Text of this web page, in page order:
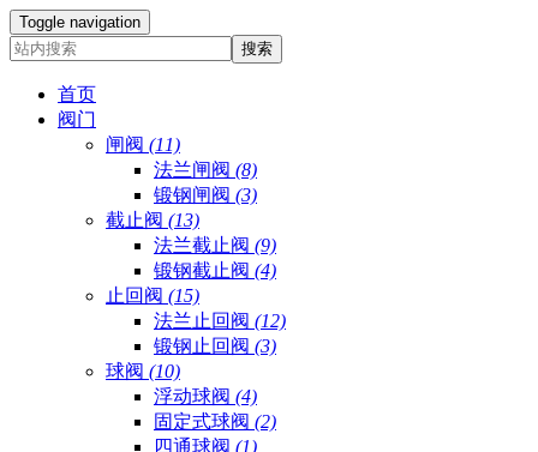
Toggle navigation
首页
阀门
闸阀 (11)
法兰闸阀 (8)
锻钢闸阀 (3)
截止阀 (13)
法兰截止阀 (9)
锻钢截止阀 (4)
止回阀 (15)
法兰止回阀 (12)
锻钢止回阀 (3)
球阀 (10)
浮动球阀 (4)
固定式球阀 (2)
四通球阀 (1)